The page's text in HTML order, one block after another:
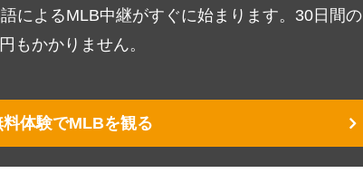
によるMLB中継がすぐに始まります。30日間の
もかかりません。
体験でMLBを観る